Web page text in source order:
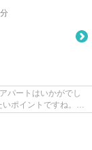
パートはいかがでし
ポイントですね。き